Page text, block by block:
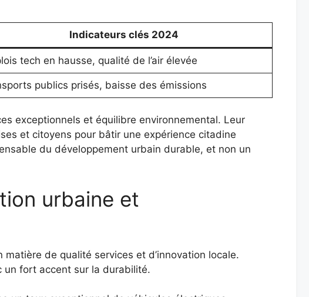
Indicateurs clés 2024
tech en hausse, qualité de l’air élevée
publics prisés, baisse des émissions
exceptionnels et équilibre environnemental. Leur
et citoyens pour bâtir une expérience citadine
du développement urbain durable, et non un
urbaine et
de qualité services et d’innovation locale.
un fort accent sur la durabilité.